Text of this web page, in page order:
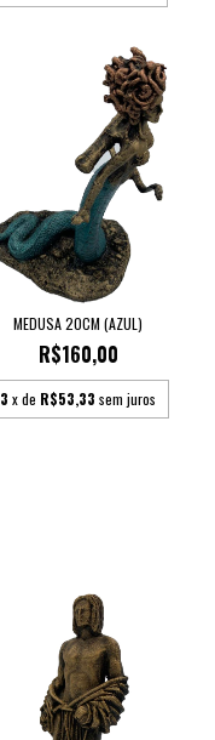
MEDUSA 20CM (AZUL)
R$160,00
3 x de R$53,33 sem juros